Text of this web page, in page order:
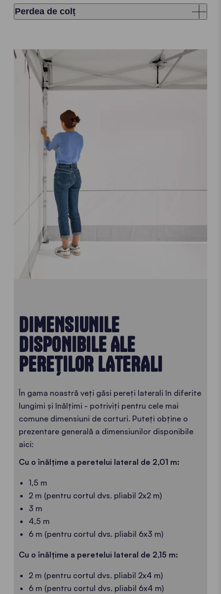
Perdea de colț
DIMENSIUNILE
DISPONIBILE ALE
PEREȚILOR LATERALI
În gama noastră veți găsi pereți laterali în diferite
lungimi și înălțimi - potriviți pentru cele mai
comune dimensiuni de corturi. Puteți obține o
prezentare generală a dimensiunilor disponibile
aici:
Cu o înălțime a peretelui lateral de 2,01 m:
1,5 m
2 m (pentru cortul dvs. pliabil 2x2 m)
3 m
4,5 m
6 m (pentru cortul dvs. pliabil 6x3 m)
Cu o înălțime a peretelui lateral de 2,15 m:
2 m (pentru cortul dvs. pliabil 2x4 m)
6 m (pentru cortul dvs. pliabil 6x4 m)